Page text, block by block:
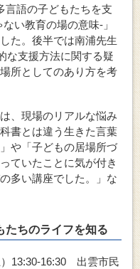
言語の子どもたちを支
い教育の場の意味‐」
た。後半では南浦先生
な支援方法に関する疑
所としてのあり方を考
、現場のリアルな悩み
書とは違う生きた言葉
や「子どもの居場所づ
ていたことに気が付き
多い講座でした。」な
たちのライフを知る
）13:30-16:30 出雲市民